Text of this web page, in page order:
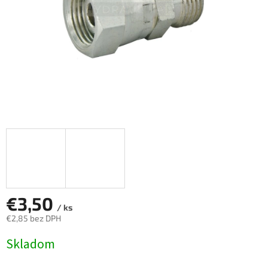
€3,50 / ks
€2,85 bez DPH
cena:
Skladom